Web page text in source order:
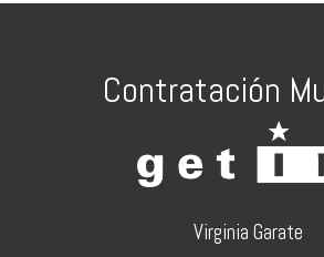
Contratación
Virginia Garate